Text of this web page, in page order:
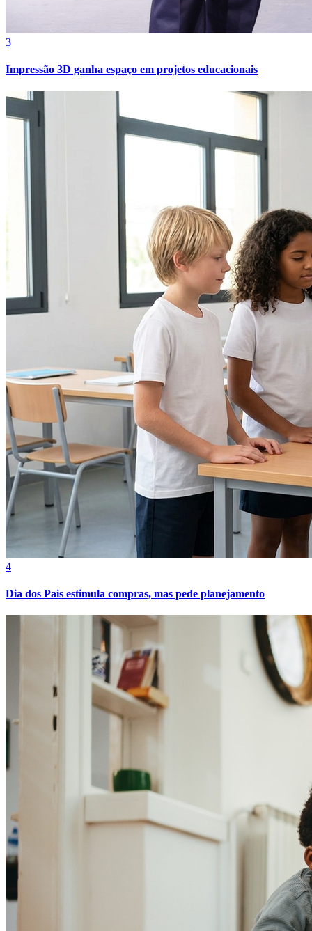
Bahia
Fortaleza
3
Impressão 3D ganha espaço em projetos educacionais
4
Dia dos Pais estimula compras, mas pede planejamento